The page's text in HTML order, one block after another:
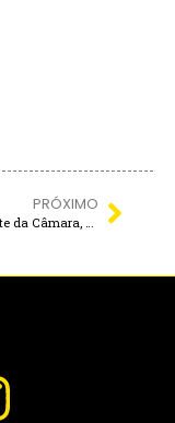
PRÓXIMO
Ex-Presidente da Câmara, Nilton Laluce de Sá recebe Título de “Cidadão Murutinguense”